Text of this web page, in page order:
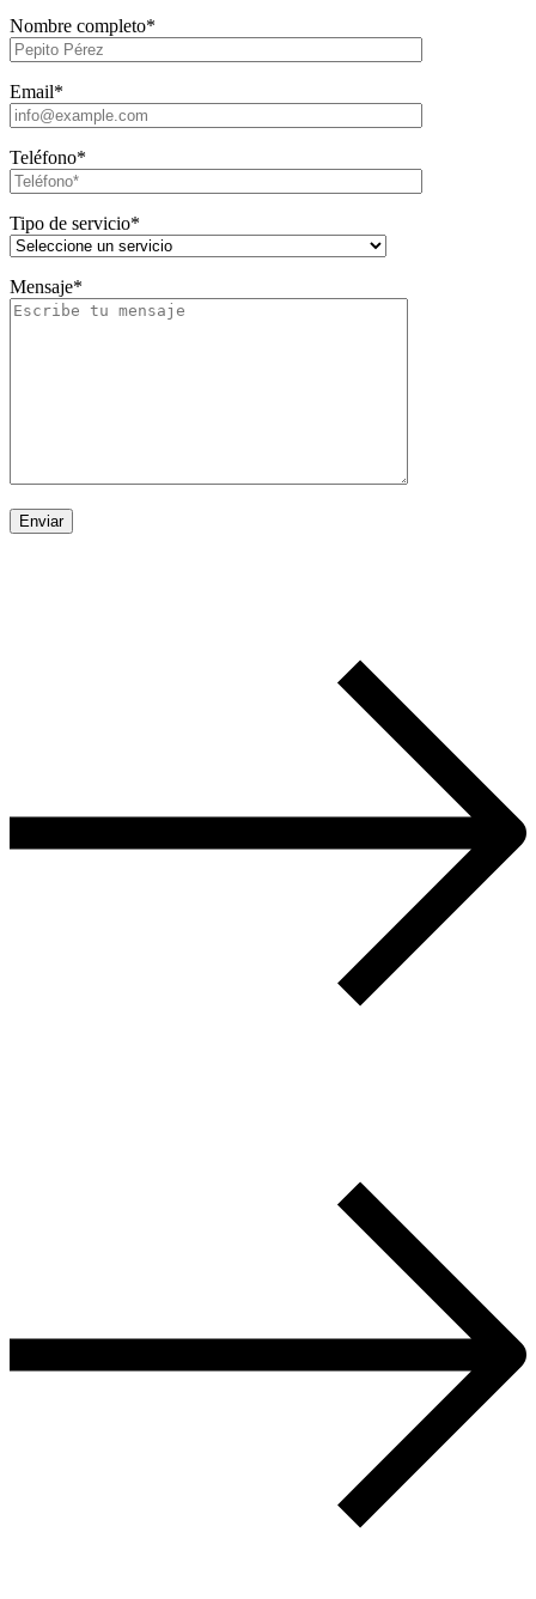
Nombre completo*
Email*
Teléfono*
Tipo de servicio*
Mensaje*